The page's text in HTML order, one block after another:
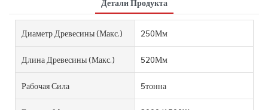
Детали Продукта
Диаметр Древесины (Макс.) 250Мм
Длина Древесины (макс.) 520Мм
Рабочая Сила 5тонна